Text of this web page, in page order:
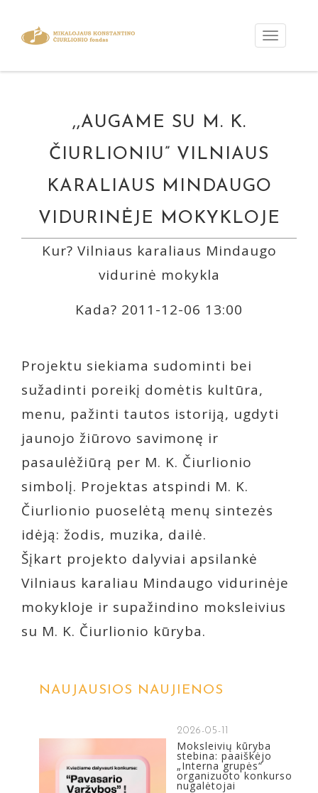
,,AUGAME SU M. K.
ČIURLIONIU” VILNIAUS
KARALIAUS MINDAUGO
VIDURINĖJE MOKYKLOJE
Kur? Vilniaus karaliaus Mindaugo
vidurinė mokykla
Kada? 2011-12-06 13:00
Projektu siekiama sudominti bei
sužadinti poreikį domėtis kultūra,
menu, pažinti tautos istoriją, ugdyti
jaunojo žiūrovo savimonę ir
pasaulėžiūrą per M. K. Čiurlionio
simbolį. Projektas atspindi M. K.
Čiurlionio puoselėtą menų sintezės
idėją: žodis, muzika, dailė.
Šįkart projekto dalyviai apsilankė
Vilniaus karaliau Mindaugo vidurinėje
mokykloje ir supažindino moksleivius
su M. K. Čiurlionio kūryba.
NAUJAUSIOS NAUJIENOS
2026-05-11
Moksleivių kūryba
stebina: paaiškėjo
„Interna grupės“
organizuoto konkurso
nugalėtojai